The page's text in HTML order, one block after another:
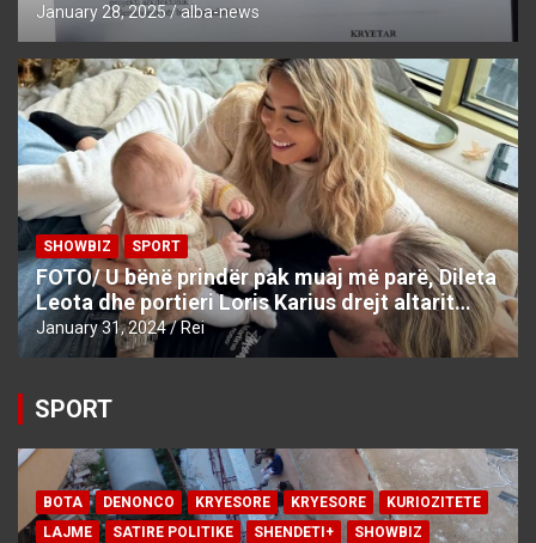
January 28, 2025 alba-news
SHOWBIZ SPORT
FOTO/ U bënë prindër pak muaj më parë, Dileta
Leota dhe portieri Loris Karius drejt altarit…
January 31, 2024 Rei
SPORT
BOTA DENONCO KRYESORE KRYESORE
KURIOZITETE
LAJME
SATIRE POLITIKE SHENDETI+
SHOWBIZ